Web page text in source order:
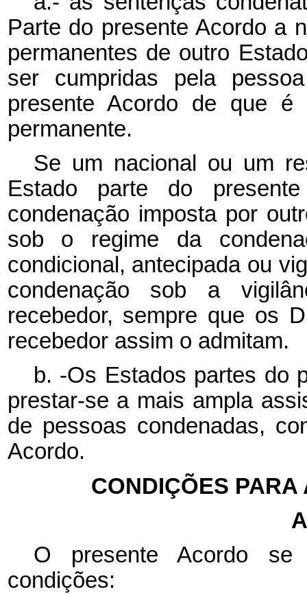
Parte do presente Acordo a
permanentes de outro
ser cumpridas pela
presente Acordo de que
permanente.
Se um nacional ou um
Estado parte do
condenação imposta por
sob o regime da
condicional, antecipada ou
condenação sob a
recebedor, sempre que os
recebedor assim o admitam.
b. -Os Estados partes do
prestar-se a mais ampla
de pessoas condenadas,
Acordo.
CONDIÇÕES
O presente Acordo se
condições: